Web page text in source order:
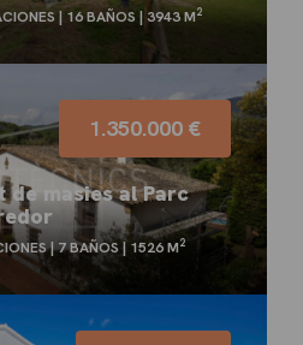
16 BAÑOS 3943 M2
masies al Parc
7 BAÑOS 1526 M2
1.350.000 €